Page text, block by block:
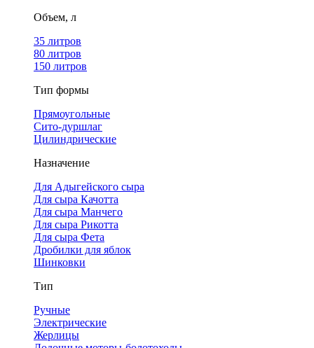
Объем, л
35 литров
80 литров
150 литров
Тип формы
Прямоугольные
Сито-дуршлаг
Цилиндрические
Назначение
Для Адыгейского сыра
Для сыра Качотта
Для сыра Манчего
Для сыра Рикотта
Для сыра Фета
Дробилки для яблок
Шинковки
Тип
Ручные
Электрические
Жерлицы